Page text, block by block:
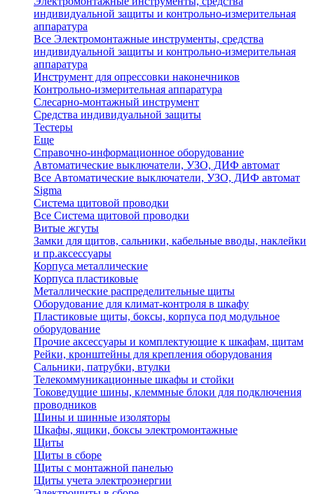
индивидуальной защиты и контрольно-измерительная
аппаратура
Все Электромонтажные инструменты, средства
индивидуальной защиты и контрольно-измерительная
аппаратура
Инструмент для опрессовки наконечников
Контрольно-измерительная аппаратура
Слесарно-монтажный инструмент
Средства индивидуальной защиты
Тестеры
Еще
Справочно-информационное оборудование
Автоматические выключатели, УЗО, ДИФ автомат
Все Автоматические выключатели, УЗО, ДИФ автомат
Sigma
Система щитовой проводки
Все Система щитовой проводки
Витые жгуты
Замки для щитов, сальники, кабельные вводы, наклейки
и пр.аксессуары
Корпуса металлические
Корпуса пластиковые
Металлические распределительные щиты
Оборудование для климат-контроля в шкафу
Пластиковые щиты, боксы, корпуса под модульное
оборудование
Прочие аксессуары и комплектующие к шкафам, щитам
Рейки, кронштейны для крепления оборудования
Сальники, патрубки, втулки
Телекоммуникационные шкафы и стойки
Токоведущие шины, клеммные блоки для подключения
проводников
Шины и шинные изоляторы
Шкафы, ящики, боксы электромонтажные
Щиты
Щиты в сборе
Щиты с монтажной панелью
Щиты учета электроэнергии